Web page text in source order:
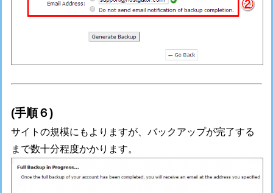
(手順６)
サイトの規模にもよりますが、バックアップが完了する
まで数十分程度かかります。